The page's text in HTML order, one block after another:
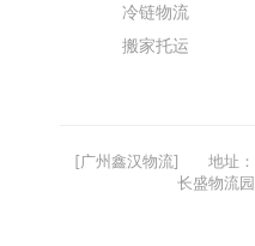
冷链物流
搬家托运
[广州鑫汉物流] 地址：
长盛物流